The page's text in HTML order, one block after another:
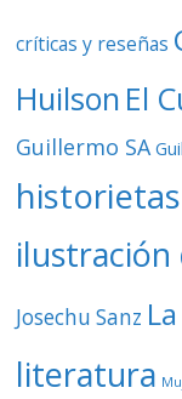
críticas y reseñas
Huilson El
Guillermo SA
historietas
ilustración
Josechu Sanz
literatura